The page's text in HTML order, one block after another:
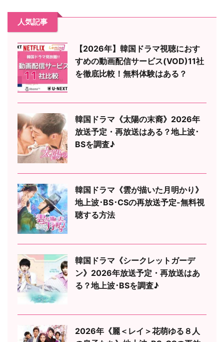
人気記事
【2026年】韓国ドラマ視聴におす
すめの動画配信サービス(VOD)11社
を徹底比較！無料体験はある？
韓国ドラマ《太陽の末裔》2026年
放送予定・再放送はある？地上波･
BSを調査♪
韓国ドラマ《雲が描いた月明かり》
地上波･BS･CSの再放送予定-無料視
聴する方法
韓国ドラマ《シークレットガーデ
ン》2026年放送予定・再放送はあ
る？地上波･BSを調査♪
2026年《麗＜レイ＞花萌ゆる８人